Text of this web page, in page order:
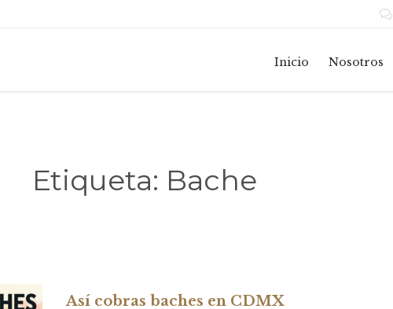

Inicio Nosotros
Etiqueta: Bache
Así cobras baches en CDMX